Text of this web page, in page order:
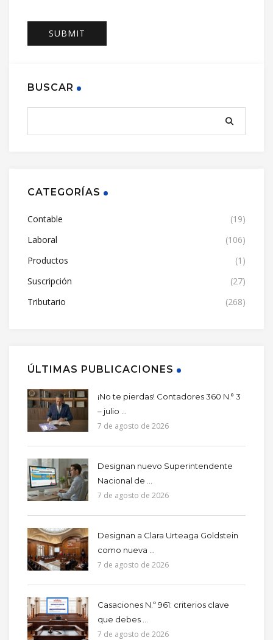
BUSCAR
CATEGORÍAS
Contable
(19)
Laboral
(106)
Productos
(1)
Suscripción
(27)
Tributario
(268)
ÚLTIMAS PUBLICACIONES
¡No te pierdas! Contadores 360 N.° 3
– julio ...
7 de agosto de 2026
Designan nuevo Superintendente
Nacional de ...
7 de agosto de 2026
Designan a Clara Urteaga Goldstein
como nueva ...
7 de agosto de 2026
Casaciones N.º 961: criterios clave
que debes ...
7 de agosto de 2026